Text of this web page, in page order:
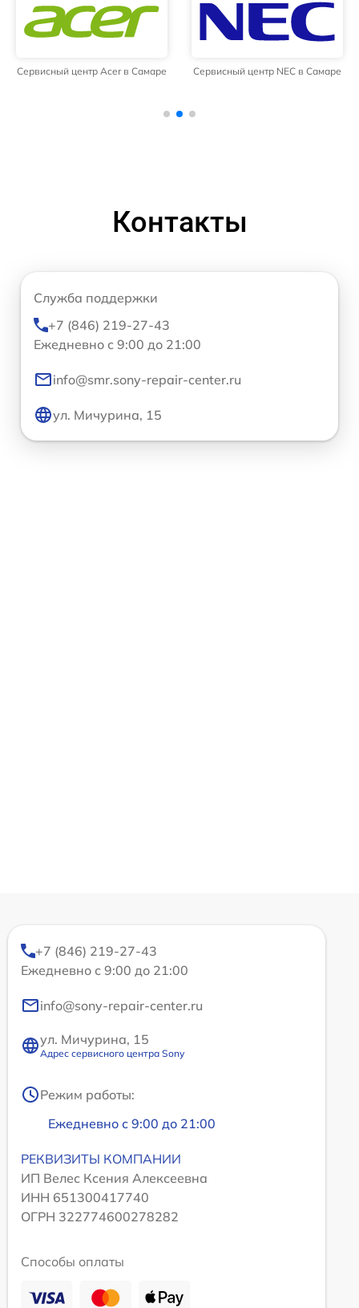
Сервисный центр Acer в Самаре Сервисный центр NEC в Самаре
Контакты
Служба поддержки
+7 (846) 219-27-43
Ежедневно с 9:00 до 21:00
info@smr.sony-repair-center.ru
ул. Мичурина, 15
+7 (846) 219-27-43
Ежедневно с 9:00 до 21:00
info@sony-repair-center.ru
ул. Мичурина, 15
Адрес сервисного центра Sony
Режим работы:
Ежедневно с 9:00 до 21:00
РЕКВИЗИТЫ КОМПАНИИ
ИП Велес Ксения Алексеевна
ИНН 651300417740
ОГРН 322774600278282
Способы оплаты